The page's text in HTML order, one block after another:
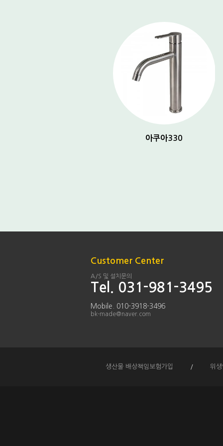
아쿠아330
Customer Center
A/S 및 설치문의
Tel. 031-981-3495
Mobile. 010-3918-3496
bk-made@naver.com
생산물 배상책임보험가입 / 위